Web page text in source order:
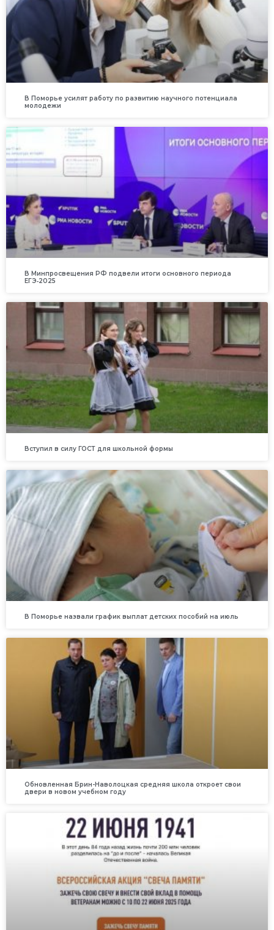
В Поморье усилят работу по развитию научного потенциала
молодежи
В Минпросвещения РФ подвели итоги основного периода
ЕГЭ‑2025
Вступил в силу ГОСТ для школьной формы
В Поморье назвали график выплат детских пособий на июль
Обновленная Брин-Наволоцкая средняя школа откроет свои
двери в новом учебном году